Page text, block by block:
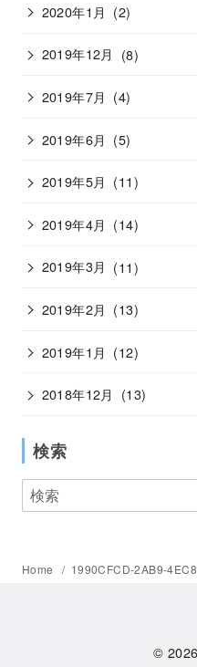
2020年1月 (2)
2019年12月 (8)
2019年7月 (4)
2019年6月 (5)
2019年5月 (11)
2019年4月 (14)
2019年3月 (11)
2019年2月 (13)
2019年1月 (12)
2018年12月 (13)
検索
Home 1990CFCD-2AB9-
©